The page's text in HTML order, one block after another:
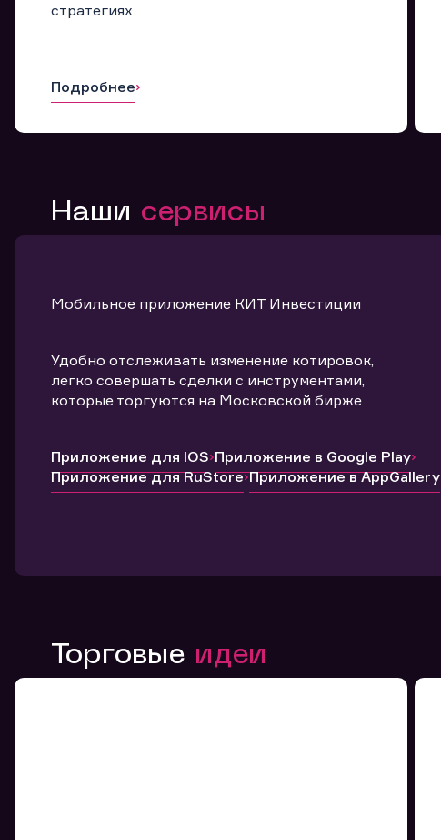
стратегиях
Подробнее
Наши сервисы
Мобильное приложение КИТ Инвестиции
Удобно отслеживать изменение котировок,
легко совершать сделки с инструментами,
которые торгуются на Московской бирже
Приложение для IOS Приложение в Google Play
Приложение для RuStore Приложение в AppGallery
Торговые идеи